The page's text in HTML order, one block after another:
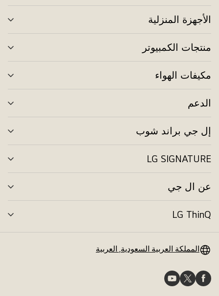
الأجهزة المنزلية
منتجات الكمبيوتر
مكيفات الهواء
الدعم
إل جي براند شوب
LG SIGNATURE
عن ال جي
LG ThinQ
المملكة العربية السعودية, العربية